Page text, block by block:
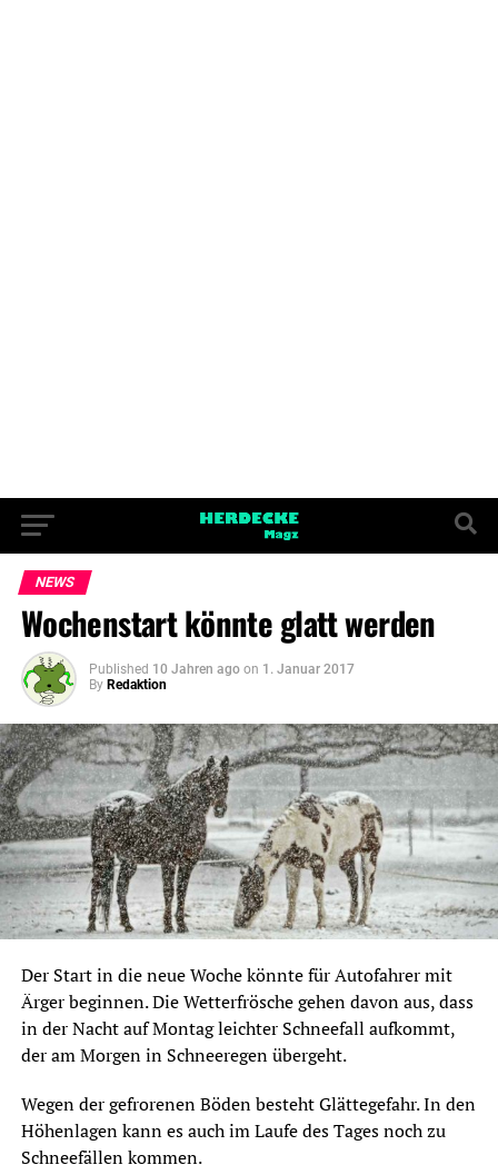
NEWS
Wochenstart könnte glatt werden
Published 10 Jahren ago on 1. Januar 2017
By Redaktion
Der Start in die neue Woche könnte für Autofahrer mit
Ärger beginnen. Die Wetterfrösche gehen davon aus, dass
in der Nacht auf Montag leichter Schneefall aufkommt,
der am Morgen in Schneeregen übergeht.
Wegen der gefrorenen Böden besteht Glättegefahr. In den
Höhenlagen kann es auch im Laufe des Tages noch zu
Schneefällen kommen.